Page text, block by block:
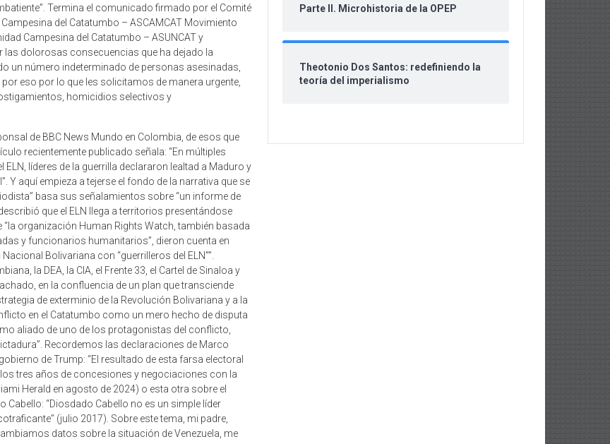
Termina el comunicado firmado por el Comité
del Catatumbo – ASCAMCAT Movimiento
Campesina del Catatumbo – ASUNCAT y
las dolorosas consecuencias que ha dejado la
un número indeterminado de personas asesinadas,
eso por lo que les solicitamos de manera urgente,
homicidios selectivos y
de BBC News Mundo en Colombia, de esos que
recientemente publicado señala: “En múltiples
líderes de la guerrilla declararon lealtad a Maduro y
aquí empieza a tejerse el fondo de la narrativa que se
basa sus señalamientos sobre “un informe de
que el ELN llega a territorios presentándose
organización Human Rights Watch, también basada
y funcionarios humanitarios”, dieron cuenta en
Bolivariana con “guerrilleros del ELN””.
la DEA, la CIA, el Frente 33, el Cartel de Sinaloa y
en la confluencia de un plan que transciende
de exterminio de la Revolución Bolivariana y a la
en el Catatumbo como un mero hecho de disputa
aliado de uno de los protagonistas del conflicto,
Recordemos las declaraciones de Marco
de Trump: “El resultado de esta farsa electoral
tres años de concesiones y negociaciones con la
Herald en agosto de 2024) o esta otra sobre el
“Diosdado Cabello no es un simple líder
(julio 2017). Sobre este tema, mi padre,
datos sobre la situación de Venezuela, me
Parte II. Microhistoria de la OPEP
Theotonio Dos Santos: redefiniendo la
teoría del imperialismo